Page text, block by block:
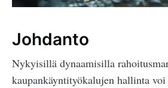
Johdanto
Nykyisillä dynaamisilla
kaupankäyntityökalujen hallinta